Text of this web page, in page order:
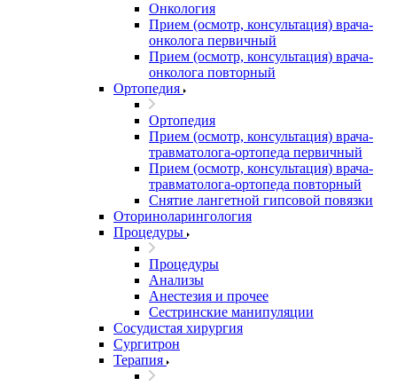
Онкология
Прием (осмотр, консультация) врача-
онколога первичный
Прием (осмотр, консультация) врача-
онколога повторный
Ортопедия
Ортопедия
Прием (осмотр, консультация) врача-
травматолога-ортопеда первичный
Прием (осмотр, консультация) врача-
травматолога-ортопеда повторный
Снятие лангетной гипсовой повязки
Оториноларингология
Процедуры
Процедуры
Анализы
Анестезия и прочее
Сестринские манипуляции
Сосудистая хирургия
Сургитрон
Терапия